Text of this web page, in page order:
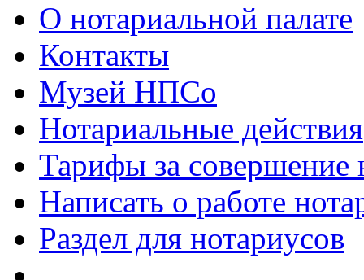
О нотариальной палате
Контакты
Музей НПСо
Нотариальные действия
Тарифы за совершение
Написать о работе
Раздел для нотариусов